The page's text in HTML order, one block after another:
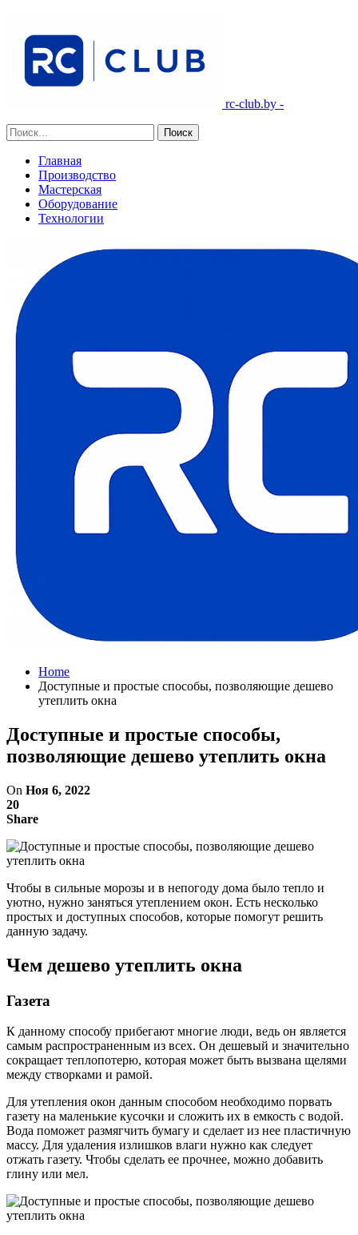
rc-club.by -
Главная
Производство
Мастерская
Оборудование
Технологии
Home
Доступные и простые способы, позволяющие дешево
утеплить окна
Доступные и простые способы,
позволяющие дешево утеплить окна
On Ноя 6, 2022
20
Share
Чтобы в сильные морозы и в непогоду дома было тепло и
уютно, нужно заняться утеплением окон. Есть несколько
простых и доступных способов, которые помогут решить
данную задачу.
Чем дешево утеплить окна
Газета
К данному способу прибегают многие люди, ведь он является
самым распространенным из всех. Он дешевый и значительно
сокращает теплопотерю, которая может быть вызвана щелями
между створками и рамой.
Для утепления окон данным способом необходимо порвать
газету на маленькие кусочки и сложить их в емкость с водой.
Вода поможет размягчить бумагу и сделает из нее пластичную
массу. Для удаления излишков влаги нужно как следует
отжать газету. Чтобы сделать ее прочнее, можно добавить
глину или мел.